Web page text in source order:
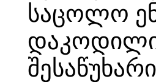
საცოლო
დაკოდილი